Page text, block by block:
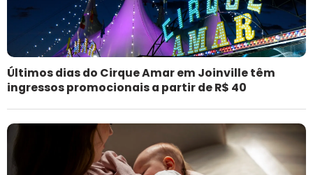
Últimos dias do Cirque Amar em Joinville têm
ingressos promocionais a partir de R$ 40